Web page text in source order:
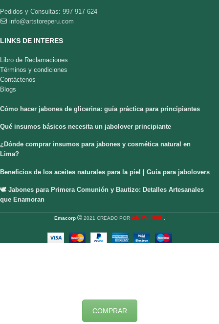
Pedidos y Consultas: 997 917 624
info@artstoreperu.com
LINKS DE INTERES
Libro de Reclamaciones
Términos y condiciones
Contáctenos
Blogs
Cómo hacer jabones de glicerina: guía práctica para principiantes
Qué insumos básicos necesita un jabolover principiante
¿Dónde comprar insumos para jabones y cosmética natural en
Lima?
Beneficios de los aceites naturales para la piel | Guía para jabolovers
🕊️ Jabones para Primera Comunión y Bautizo: Detalles Artesanales
que Enamoran
Emacorp 2021 CREADO POR ARTSTORE.
COMPRAR